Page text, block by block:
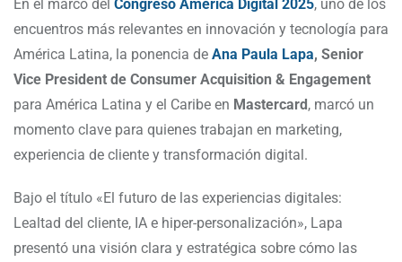
En el marco del Congreso América Digital 2025, uno de los
encuentros más relevantes en innovación y tecnología para
América Latina, la ponencia de Ana Paula Lapa, Senior
Vice President de Consumer Acquisition & Engagement
para América Latina y el Caribe en Mastercard, marcó un
momento clave para quienes trabajan en marketing,
experiencia de cliente y transformación digital.
Bajo el título «El futuro de las experiencias digitales:
Lealtad del cliente, IA e hiper-personalización», Lapa
presentó una visión clara y estratégica sobre cómo las